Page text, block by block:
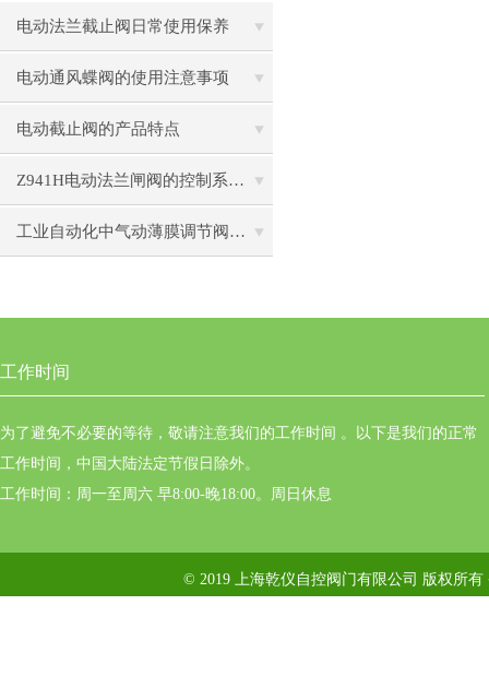
电动法兰截止阀日常使用保养
电动通风蝶阀的使用注意事项
电动截止阀的产品特点
Z941H电动法兰闸阀的控制系统及智能化发展趋势
工业自动化中气动薄膜调节阀ZJHP-16C的控制精度提升技巧
工作时间
为了避免不必要的等待，敬请注意我们的工作时间 。以下是我们的正常
工作时间，中国大陆法定节假日除外。
工作时间：周一至周六 早8:00-晚18:00。周日休息
© 2019 上海乾仪自控阀门有限公司 版权所有